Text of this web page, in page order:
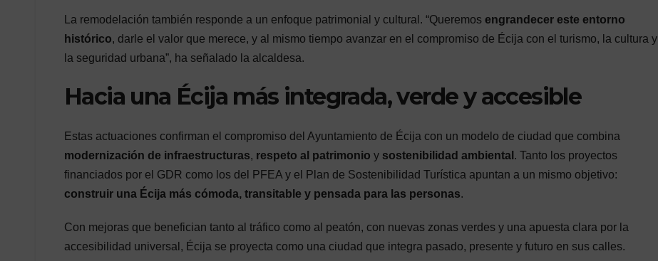
La remodelación también responde a un enfoque patrimonial y cultural. “Queremos engrandecer este entorno
histórico, darle el valor que merece, y al mismo tiempo avanzar en el compromiso de Écija con el turismo, la cultura y
la seguridad urbana”, ha señalado la alcaldesa.
Hacia una Écija más integrada, verde y accesible
Estas actuaciones confirman el compromiso del Ayuntamiento de Écija con un modelo de ciudad que combina
modernización de infraestructuras, respeto al patrimonio y sostenibilidad ambiental . Tanto los proyectos
financiados por el GDR como los del PFEA y el Plan de Sostenibilidad Turística apuntan a un mismo objetivo:
construir una Écija más cómoda, transitable y pensada para las personas.
Con mejoras que benefician tanto al tráfico como al peatón, con nuevas zonas verdes y una apuesta clara por la
accesibilidad universal, Écija se proyecta como una ciudad que integra pasado, presente y futuro en sus calles.